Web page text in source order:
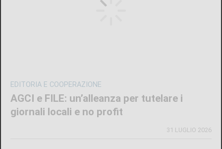
EDITORIA E COOPERAZIONE
AGCI e FILE: un’alleanza per tutelare i
giornali locali e no profit
31 LUGLIO 2026